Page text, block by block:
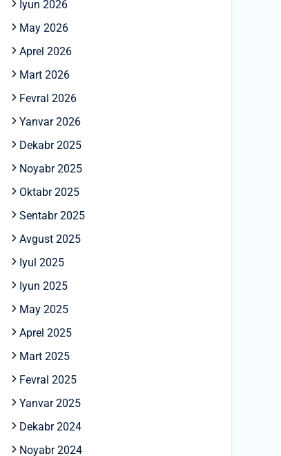
Iyun 2026
May 2026
Aprel 2026
Mart 2026
Fevral 2026
Yanvar 2026
Dekabr 2025
Noyabr 2025
Oktabr 2025
Sentabr 2025
Avgust 2025
Iyul 2025
Iyun 2025
May 2025
Aprel 2025
Mart 2025
Fevral 2025
Yanvar 2025
Dekabr 2024
Noyabr 2024